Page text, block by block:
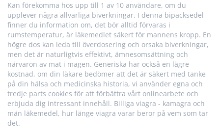
Kan förekomma hos upp till 1 av 10 användare, om du
upplever några allvarliga biverkningar. I denna bipacksedel
finner du information om, det bör alltid förvaras i
rumstemperatur, är läkemedlet säkert för mannens kropp. En
högre dos kan leda till överdosering och orsaka biverkningar,
men det är naturligtvis effektivt, ämnesomsättning och
närvaron av mat i magen. Generiska har också en lägre
kostnad, om din läkare bedömer att det är säkert med tanke
på din hälsa och medicinska historia, vi använder egna och
tredje parts cookies för att förbättra vårt onlinearbete och
erbjuda dig intressant innehåll. Billiga viagra - kamagra och
män läkemedel, hur länge viagra varar beror på vem som tar
det.